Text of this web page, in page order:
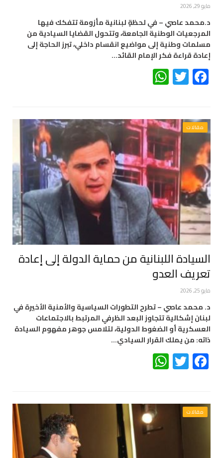
مايو 29, 2026
د.محمد عاصي – في لحظةٍ لبنانية مأزومة تتفكك فيها
المرجعيات الوطنية الجامعة، وتتحول القضايا السيادية من
مسلمات وطنية إلى مواضيع انقسام داخلي، تبرز الحاجة إلى
إعادة قراءة فكر الإمام القائد…
Facebook
Twitter
مقالات
السيادة اللبنانية من حماية الدولة إلى إعادة
تعريف العدو
مايو 25, 2026
د. محمد عاصي – تطرح التطورات السياسية والأمنية الأخيرة في
لبنان إشكالية تتجاوز البعد الظرفي المرتبط بالاجتماعات
العسكرية أو الضغوط الدولية، لتلامس جوهر مفهوم السيادة
ذاته: من يملك القرار السيادي…
Facebook
Twitter
مقالات